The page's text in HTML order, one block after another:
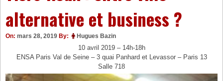
alternative et business ?
On: mars 28, 2019 By: Hugues Bazin
10 avril 2019 – 14h-18h
ENSA Paris Val de Seine – 3 quai Panhard et Levassor – Paris 13
Salle 718